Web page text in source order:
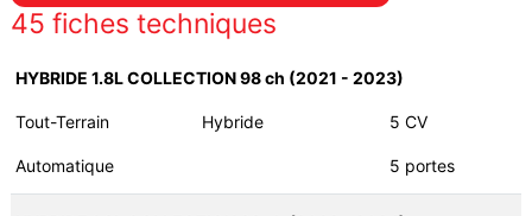
45 fiches techniques
HYBRIDE 1.8L COLLECTION 98 ch (2021 - 2023)
Tout-Terrain Hybride 5 CV
Automatique 5 portes